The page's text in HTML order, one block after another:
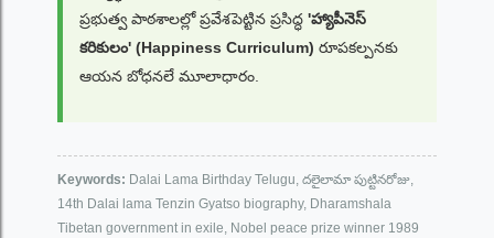
ప్రభుత్వ పాఠశాలల్లో ప్రవేశపెట్టిన ప్రసిద్ధ 'హ్యాపీనెస్
కరికులం' (Happiness Curriculum) రూపకల్పనకు
ఆయన బోధనలే మూలాధారం.
Keywords: Dalai Lama Birthday Telugu, దలైలామా పుట్టినరోజు,
14th Dalai lama Tenzin Gyatso biography, Dharamshala
Tibetan government in exile, Nobel peace prize winner 1989